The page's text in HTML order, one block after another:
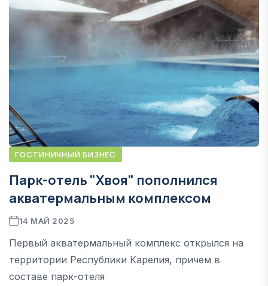
ГОСТИНИЧНЫЙ БИЗНЕС
Парк-отель "Хвоя" пополнился
акватермальным комплексом
14 МАЙ 2025
Первый акватермальный комплекс открылся на
территории Республики Карелия, причем в
составе парк-отеля